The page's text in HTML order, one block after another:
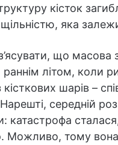
кісток
щільністю, яка
що масова
раннім літом, коли
кісткових шарів –
середній
катастрофа
Можливо, тому